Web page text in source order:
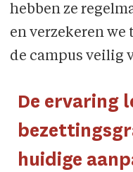
hebben ze
en verzekeren
de campus veilig
De ervaring
huidige